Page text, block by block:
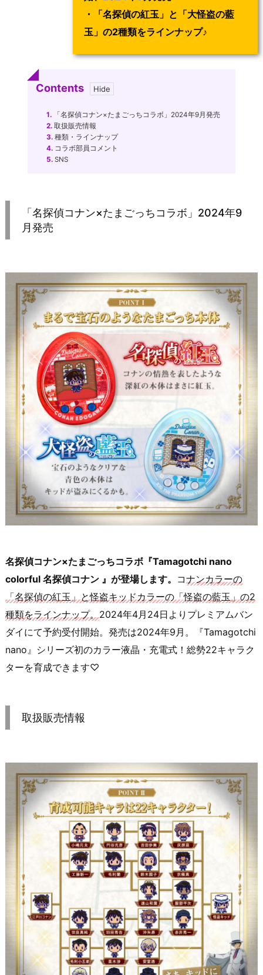
・「名探偵の紅玉」と「大怪盗の藍
玉」の2種類をラインナップ♪
Contents
1. 「名探偵コナン×たまごっちコラボ」2024年9月発売
2. 取扱販売情報
3. 種類・ラインナップ
4. コラボ部員コメント
5. SNS
「名探偵コナン×たまごっちコラボ」2024年9
月発売
名探偵コナン×たまごっちコラボ『Tamagotchi nano
colorful 名探偵コナン 』が登場します。 コナンカラーの
「名探偵の紅玉」と怪盗キッドカラーの「怪盗の藍玉」の2
種類をラインナップ。2024年4月24日よりプレミアムバン
ダイにて予約受付開始。発売は2024年9月。『Tamagotchi
nano』シリーズ初のカラー液晶・充電式！総勢22キャラク
ターを育成できます♡
取扱販売情報